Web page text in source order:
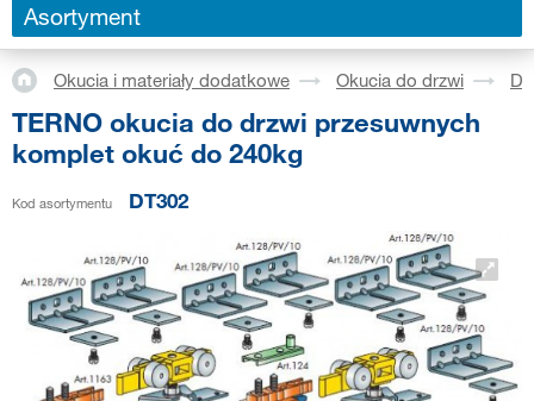
Asortyment
Okucia i materiały dodatkowe Okucia do drzwi
TERNO okucia do drzwi przesuwnych
komplet okuć do 240kg
Kod asortymentu DT302